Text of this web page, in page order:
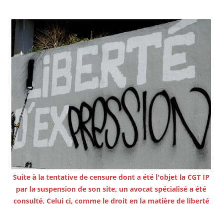
Suite à la tentative de censure dont a été l'objet la CGT IP
par la suspension de son site, un avocat spécialisé a été
consulté. Celui ci, comme le droit en la matière de liberté